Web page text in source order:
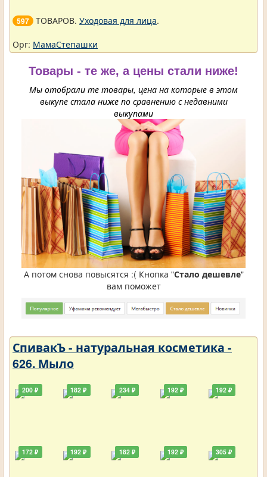
597 ТОВАРОВ. Уходовая для лица.
Орг: МамаСтепашки
Товары - те же, а цены стали ниже!
Мы отобрали те товары, цена на которые в этом
выкупе стала ниже по сравнению с недавними
выкупами
А потом снова повысятся :( Кнопка "Стало дешевле"
вам поможет
СпивакЪ - натуральная косметика -
626. Мыло
200 ₽
172 ₽
182 ₽
192 ₽
234 ₽
182 ₽
192 ₽
192 ₽
192 ₽
305 ₽